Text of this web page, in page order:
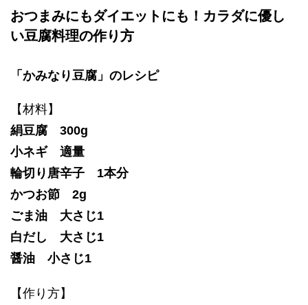
おつまみにもダイエットにも！カラダに優し
い豆腐料理の作り方
「かみなり豆腐」のレシピ
【材料】
絹豆腐 300g
小ネギ 適量
輪切り唐辛子 1本分
かつお節 2g
ごま油 大さじ1
白だし 大さじ1
醤油 小さじ1
【作り方】